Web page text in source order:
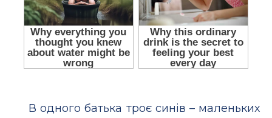
В одного батька троє синів – маленьких